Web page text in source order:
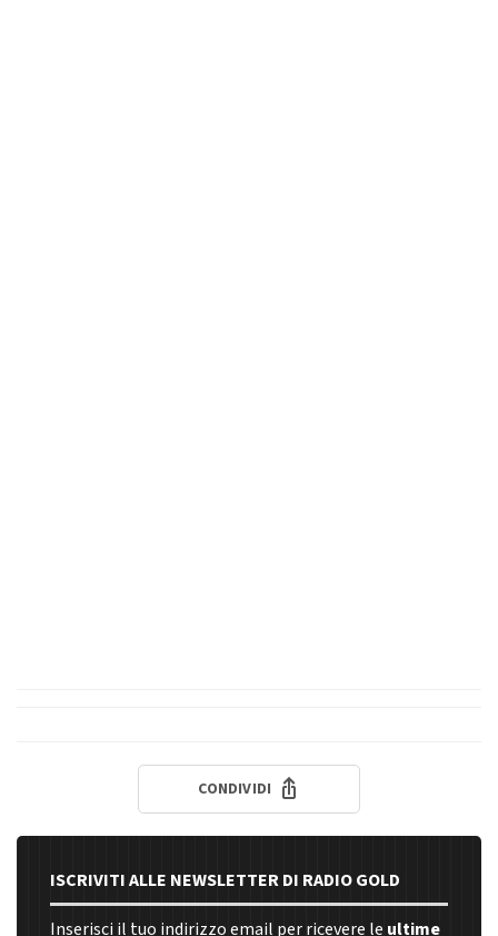
CONDIVIDI
ISCRIVITI ALLE NEWSLETTER DI RADIO GOLD
Inserisci il tuo indirizzo email per ricevere le ultime